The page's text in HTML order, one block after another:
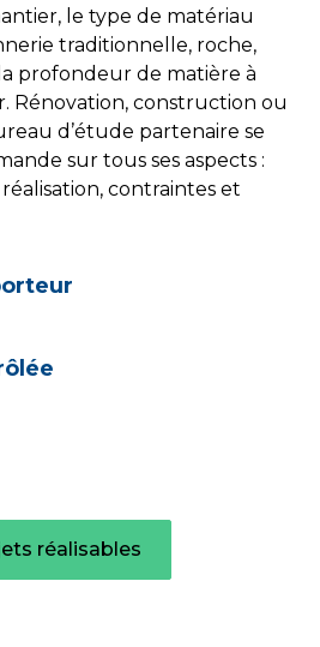
le type de matériau
traditionnelle, roche,
profondeur de matière à
Rénovation, construction ou
d’étude partenaire se
sur tous ses aspects :
contraintes et
réalisables